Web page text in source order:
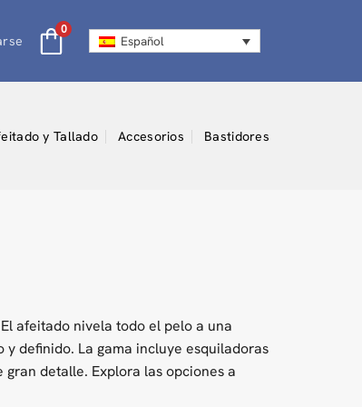
0
Español
y Tallado Accesorios Bastidores
afeitado nivela todo el pelo a una
definido. La gama incluye esquiladoras
detalle. Explora las opciones a